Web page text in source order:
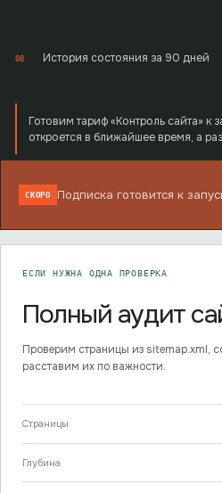
08 История состояния за 90 дней
Готовим тариф «Контроль сайта» к
откроется в ближайшее время, а
СКОРО Подписка готовится к
ЕСЛИ НУЖНА ОДНА ПРОВЕРКА
Полный аудит
Проверим страницы из sitemap.xml,
расставим их по важности.
Страницы
Глубина